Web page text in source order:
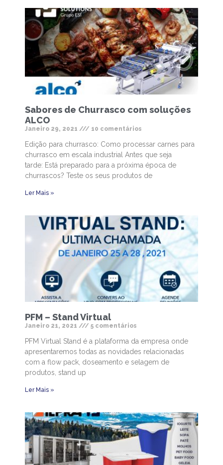
Sabores de Churrasco com soluções
ALCO
Janeiro 29, 2021 10 comentários
Edição para churrasco: Como processar carnes para
churrasco em escala industrial Antes que seja
tarde: Está preparado para a próxima época de
churrascos? Teste os seus produtos de
Ler Mais »
PFM – Stand Virtual
Janeiro 21, 2021 5 comentários
PFM Virtual Stand é a plataforma da empresa onde
apresentaremos todas as novidades relacionadas
com a flow pack, doseamento e selagem de
produtos, stand up
Ler Mais »